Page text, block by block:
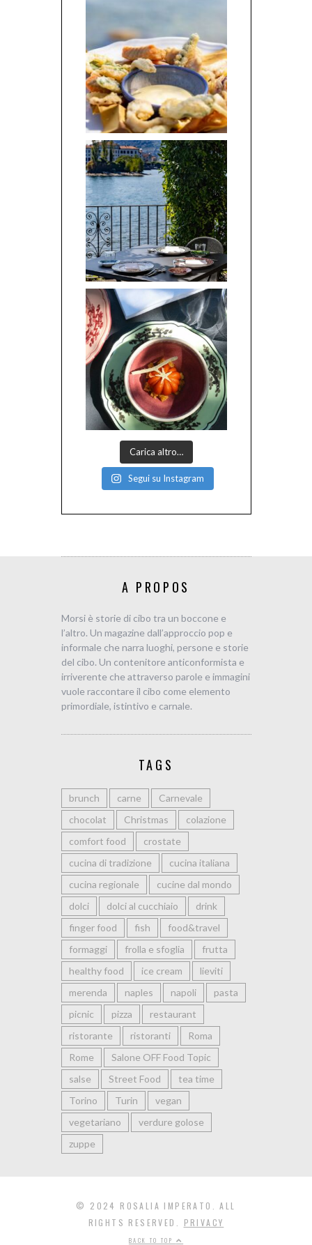
Carica altro…
Segui su Instagram
A PROPOS
Morsi è storie di cibo tra un boccone e
l’altro. Un magazine dall’approccio pop e
informale che narra luoghi, persone e storie
del cibo. Un contenitore anticonformista e
irriverente che attraverso parole e immagini
vuole raccontare il cibo come elemento
primordiale, istintivo e carnale.
TAGS
brunch carne
Carnevale
chocolat
Christmas
colazione
comfort food
crostate
cucina di tradizione
cucina italiana
cucina regionale
cucine dal mondo
dolci
dolci al cucchiaio
drink
finger food
fish
food&travel
formaggi
frolla e sfoglia
frutta
healthy food
ice cream
lieviti
merenda
naples napoli
pasta
picnic
pizza
restaurant
ristorante
ristoranti
Roma
Rome
Salone OFF Food Topic
salse
Street Food
tea time
Torino
Turin
vegan
vegetariano
verdure golose
zuppe
© 2024 ROSALIA IMPERATO. ALL
RIGHTS RESERVED. PRIVACY
BACK TO TOP